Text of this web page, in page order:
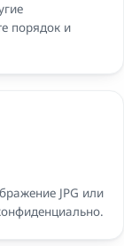
порядок и
JPG или